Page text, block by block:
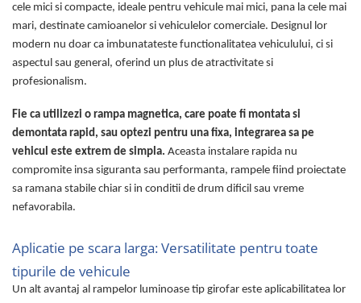
Stroboscoape Auto
Suporturi pentru girofare auto si
camion
Veste Reflectorizante de Avertizare
Capace inox si jante
Capace piulite
Deflectoare geam
Oglinzi auto
Accesorii
Protectii si pasaje roti
Reclame Luminoase
cele mici si compacte, ideale pentru vehicule mai mici, pana la cele mai
mari, destinate camioanelor si vehiculelor comerciale. Designul lor
modern nu doar ca imbunatateste functionalitatea vehiculului, ci si
aspectul sau general, oferind un plus de atractivitate si
profesionalism.
Fie ca utilizezi o rampa magnetica, care poate fi montata si
demontata rapid, sau optezi pentru una fixa, integrarea sa pe
vehicul este extrem de simpla. Aceasta instalare rapida nu
compromite insa siguranta sau performanta, rampele fiind proiectate
sa ramana stabile chiar si in conditii de drum dificil sau vreme
nefavorabila.
Aplicatie pe scara larga: Versatilitate pentru toate
tipurile de vehicule
Un alt avantaj al rampelor luminoase tip girofar este aplicabilitatea lor